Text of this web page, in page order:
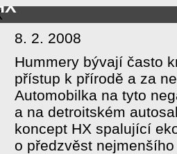
8. 2. 2008
Hummery bývají často
přístup k přírodě a za
Automobilka na tyto
a na detroitském
koncept HX spalující
o předzvěst